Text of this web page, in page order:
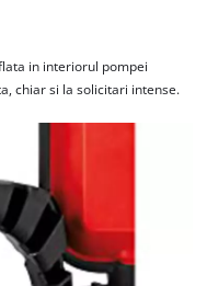
in interiorul pompei
chiar si la solicitari intense.